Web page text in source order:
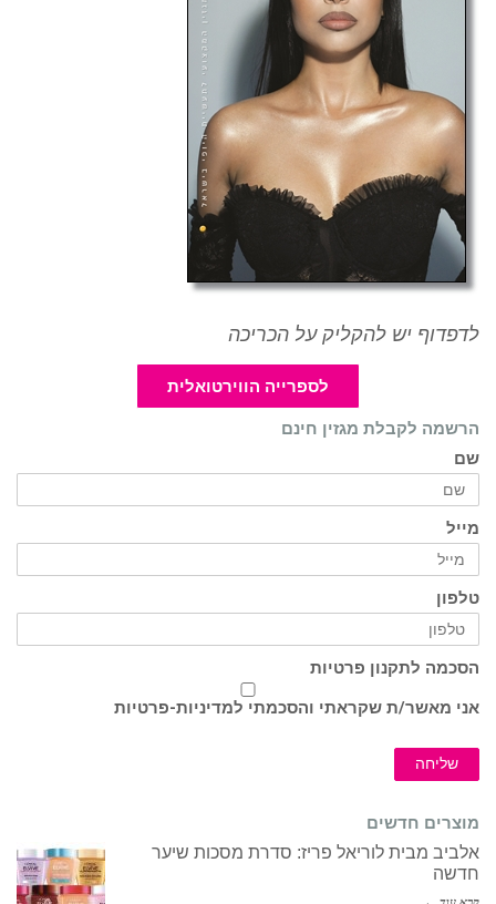
לדפדוף יש להקליק על הכריכה
לספרייה הווירטואלית
הרשמה לקבלת מגזין חינם
שם
מייל
טלפון
הסכמה לתקנון פרטיות
אני מאשר/ת שקראתי והסכמתי למדיניות-פרטיות
שליחה
מוצרים חדשים
אלביב מבית לוריאל פריז: סדרת מסכות שיער
חדשה